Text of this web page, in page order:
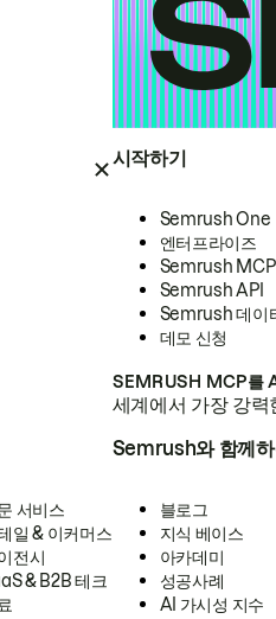
시작하기
Semrush One
엔터프라이즈
Semrush MCP
Semrush API
Semrush 데이
데모 신청
SEMRUSH MCP를
세계에서 가장 강
서비스
일 & 이커머스
전시
& B2B 테크
Semrush와 함께
블로그
지식 베이스
아카데미
성공사례
AI 가시성 지수